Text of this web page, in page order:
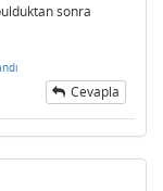
sonra
Cevapla